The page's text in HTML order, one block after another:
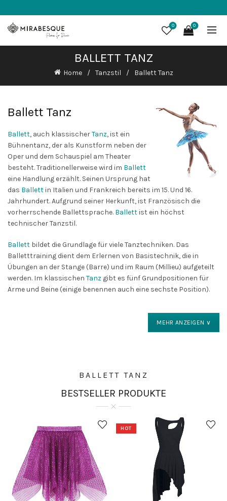
0 0
BALLETT TANZ
Home Tanzstil Ballett Tanz
Ballett Tanz
Ballett, auch klassischerTanz, ist ein
Bühnentanz, der als Kunstform neben der
Oper und dem Schauspiel am Theater
besteht. Traditionellerweise wird im Ballett
eine Handlung erzählt. Seinen Ursprung hat
das Ballettin Italien und Frankreich bereits im 15. Und 16.
Jahrhundert. Aufgrund seiner Herkunft, ist Französisch die
vorherrschende Ballettsprache. Ballettist ein höchst
technischer Tanzstil.
Ballett bildet die Grundlage für viele Tanztechniken. Das
Balletttraining dient dem Erlernen von Basistechnik, die in
Übungen an der Stange (Barre) und im Raum (Millieu) aufgeteilt
werden. Im klassischen Tanz gibt es fünf Grundpositionen für
Arme und Beine (einige benennen auch eine sechste Position).
MEHR ANZEIGEN ∨
BALLETT TANZ
BESTSELLER PRODUKTE
HOT